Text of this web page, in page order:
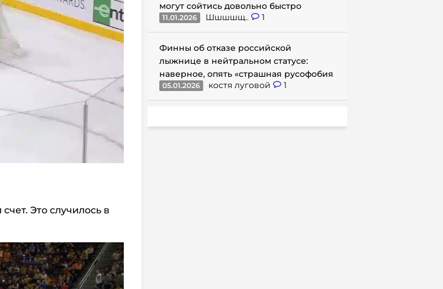
Это случилось в
могут сойтись довольно быстро
11.01.2026 Шшшшщ.. 1
Финны об отказе российской
лыжнице в нейтральном статусе:
наверное, опять «страшная русофобия
05.01.2026 костя луговой 1